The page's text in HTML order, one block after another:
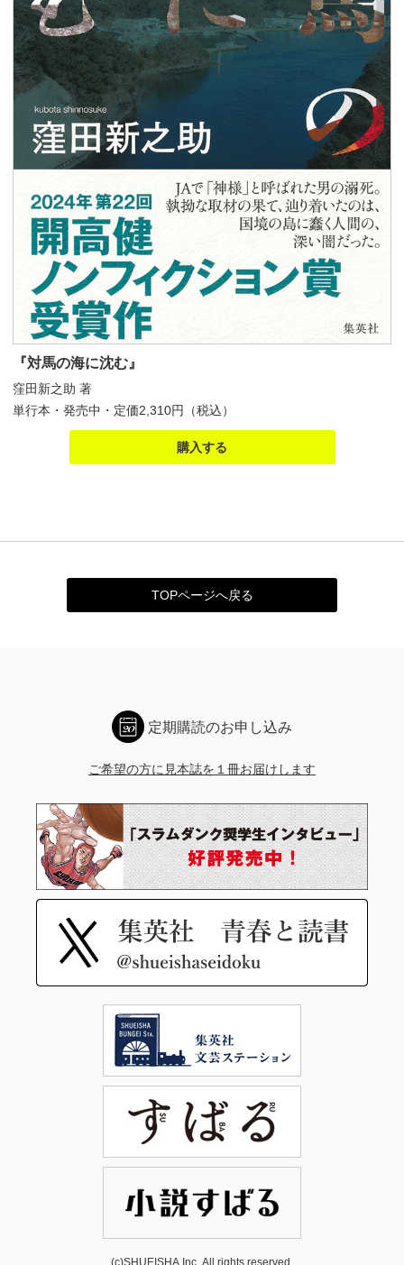
『対馬の海に沈む』
窪田新之助 著
単行本・発売中・定価2,310円（税込）
購入する
TOPページへ戻る
定期購読のお申し込み
ご希望の方に見本誌を１冊お届けします
(c)SHUEISHA Inc. All rights reserved.